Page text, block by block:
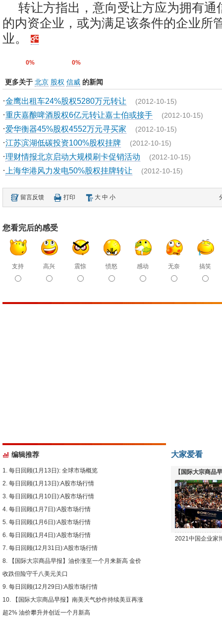
转让方指出，意向受让方应为拥有通
的内资企业，或为满足该条件的企业所
业。
0% 0%
更多关于 北京 股权 信威 的新闻
·金鹰出租车24%股权5280万元转让 (2012-10-15)
·重庆嘉酿啤酒股权6亿元转让嘉士伯或接手 (2012-10-15)
·爱华衡器45%股权4552万元寻买家 (2012-10-15)
·江苏滨湖低碳投资100%股权挂牌 (2012-10-15)
·理财情报北京启动大规模刷卡促销活动 (2012-10-15)
· 上海华港风力发电50%股权挂牌转让 (2012-10-15)
留言反馈 打印 大 中 小
您看完后的感受
支持 高兴 震惊 愤怒 感动 无奈 搞笑
编辑推荐
每日回顾(1月13日): 全球市场概览
每日回顾(1月13日):A股市场行情
每日回顾(1月10日):A股市场行情
每日回顾(1月7日):A股市场行情
每日回顾(1月6日):A股市场行情
每日回顾(1月4日):A股市场行情
每日回顾(12月31日):A股市场行情
【国际大宗商品早报】油价涨至一个月来新高 金价
收跌但险守千八美元关口
每日回顾(12月29日):A股市场行情
【国际大宗商品早报】南美天气炒作持续美豆再涨
超2% 油价攀升并创近一个月新高
大家爱看
【国际大宗商品
下跌
2021中国企业家